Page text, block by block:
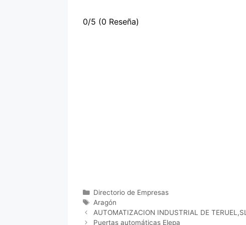
0/5 (0 Reseña)
Categorías
Directorio de Empresas
Etiquetas
Aragón
AUTOMATIZACION INDUSTRIAL DE TERUEL,SL
Puertas automáticas Elepa